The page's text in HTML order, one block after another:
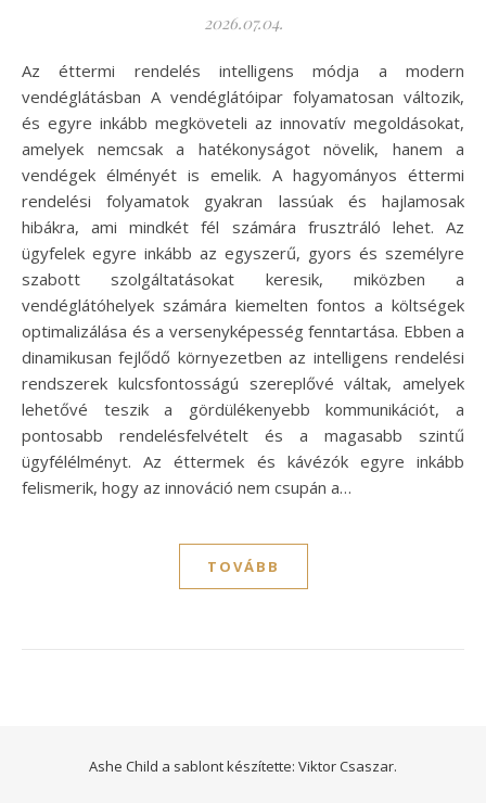
2026.07.04.
Az éttermi rendelés intelligens módja a modern
vendéglátásban A vendéglátóipar folyamatosan változik,
és egyre inkább megköveteli az innovatív megoldásokat,
amelyek nemcsak a hatékonyságot növelik, hanem a
vendégek élményét is emelik. A hagyományos éttermi
rendelési folyamatok gyakran lassúak és hajlamosak
hibákra, ami mindkét fél számára frusztráló lehet. Az
ügyfelek egyre inkább az egyszerű, gyors és személyre
szabott szolgáltatásokat keresik, miközben a
vendéglátóhelyek számára kiemelten fontos a költségek
optimalizálása és a versenyképesség fenntartása. Ebben a
dinamikusan fejlődő környezetben az intelligens rendelési
rendszerek kulcsfontosságú szereplővé váltak, amelyek
lehetővé teszik a gördülékenyebb kommunikációt, a
pontosabb rendelésfelvételt és a magasabb szintű
ügyfélélményt. Az éttermek és kávézók egyre inkább
felismerik, hogy az innováció nem csupán a…
TOVÁBB
Ashe Child a sablont készítette: Viktor Csaszar.